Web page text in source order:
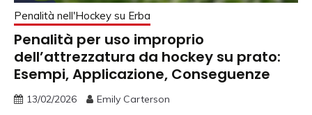
Penalità nell'Hockey su Erba
Penalità per uso improprio
dell’attrezzatura da hockey su prato:
Esempi, Applicazione, Conseguenze
13/02/2026 Emily Carterson